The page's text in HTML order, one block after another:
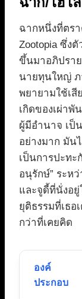
ฉากหนึ่งที่ตรา
Zootopia ซึ่ง
ขึ้นมาอภิปรา
นายทุนใหญ่ ภ
พยายามใช้เสี
เกิดของเผ่าพั
ผู้มีอำนาจ เป็
อย่างมาก มัน
เป็นการปะทะ
อนุรักษ์” ระห
และจูดี้ที่นั่งอ
ยุติธรรมที่เธ
กว่าที่เคยคิด
องค์
ประกอบ